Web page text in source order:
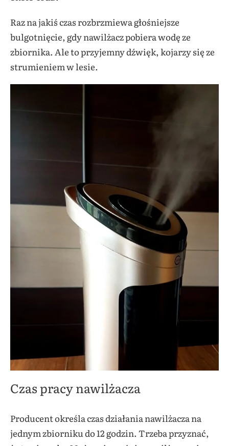
Raz na jakiś czas rozbrzmiewa głośniejsze
bulgotnięcie, gdy nawilżacz pobiera wodę ze
zbiornika. Ale to przyjemny dźwięk, kojarzy się ze
strumieniem w lesie.
Czas pracy nawilżacza
Producent określa czas działania nawilżacza na
jednym zbiorniku do 12 godzin. Trzeba przyznać,